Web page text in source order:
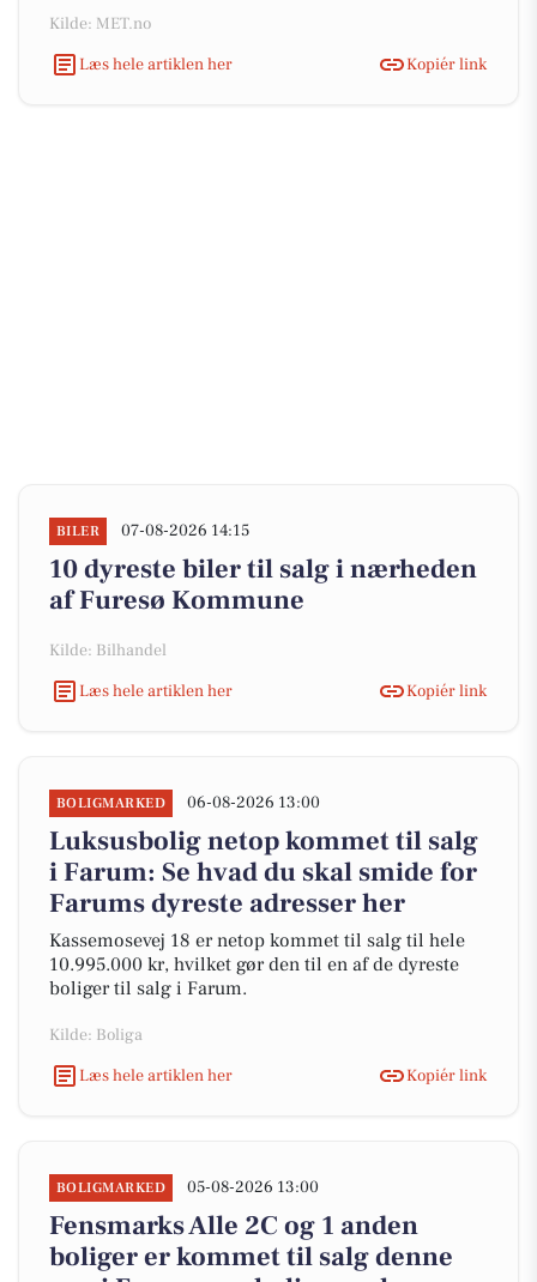
Kilde: MET.no
Læs hele artiklen her
Kopiér link
BILER 07-08-2026 14:15
10 dyreste biler til salg i nærheden
af Furesø Kommune
Kilde: Bilhandel
Læs hele artiklen her
Kopiér link
BOLIGMARKED 06-08-2026 13:00
Luksusbolig netop kommet til salg
i Farum: Se hvad du skal smide for
Farums dyreste adresser her
Kassemosevej 18 er netop kommet til salg til hele
10.995.000 kr, hvilket gør den til en af de dyreste
boliger til salg i Farum.
Kilde: Boliga
Læs hele artiklen her
Kopiér link
BOLIGMARKED 05-08-2026 13:00
Fensmarks Alle 2C og 1 anden
boliger er kommet til salg denne